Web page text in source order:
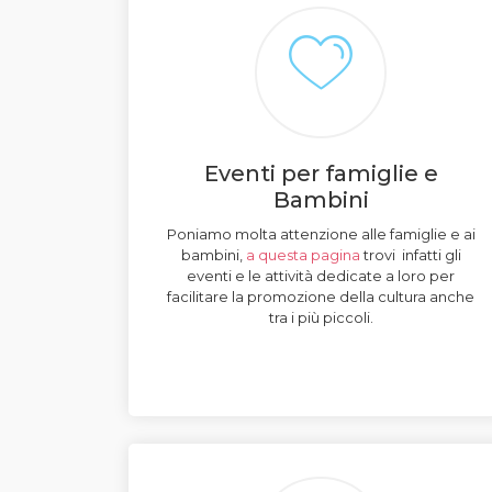
Eventi per famiglie e
Bambini
Poniamo molta attenzione alle famiglie e ai
bambini, a questa paginatrovi infatti gli
eventi e le attività dedicate a loro per
facilitare la promozione della cultura anche
tra i più piccoli.